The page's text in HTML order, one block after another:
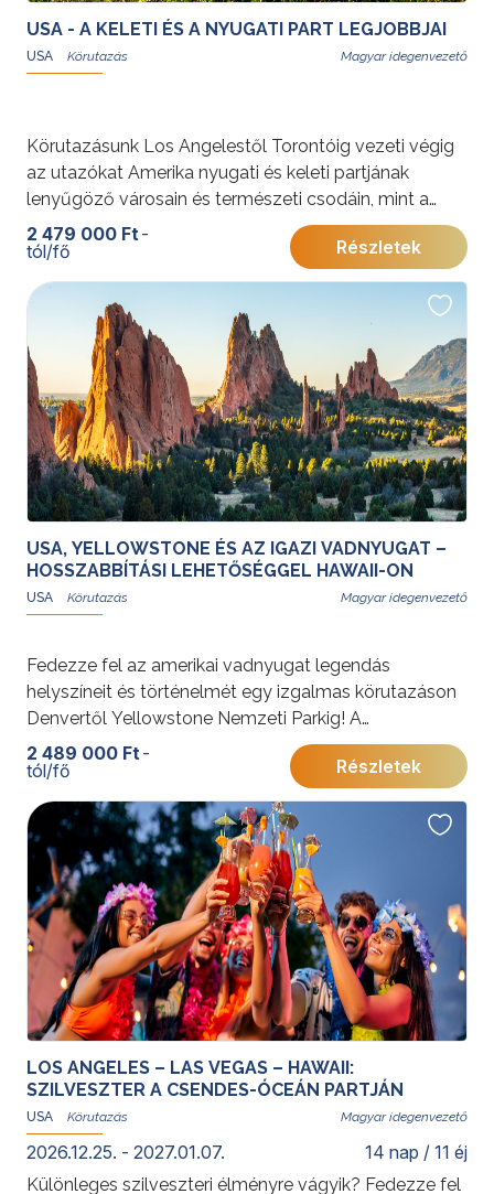
USA - A KELETI ÉS A NYUGATI PART LEGJOBBJAI
USA Magyar idegenvezető
Körutazásunk Los Angelestől Torontóig vezeti végig
az utazókat Amerika nyugati és keleti partjának
lenyűgöző városain és természeti csodáin, mint a
Grand Canyon, Yosemite Nemzeti Park és Niagara-
vízesés. A program a nagyvárosi élet pezsgését és a
természet páratlan szépségét ötvözi.
További érdekességekért az Amerikai Egyesült
Államokról kattintson
.
Programunkat
Gyémánt Balázs
idegenvezető, utazó blogger és hivatásos világutazó
teszi teljessé, aki helyismeretével és tapasztalatával
az utazás különleges élményét és hangulatát
biztosítja.
2 479 000 Ft -
tól/fő
Részletek
USA, YELLOWSTONE ÉS AZ IGAZI VADNYUGAT –
HOSSZABBÍTÁSI LEHETŐSÉGGEL HAWAII-ON
USA Magyar idegenvezető
Fedezze fel az amerikai vadnyugat legendás
helyszíneit és történelmét egy izgalmas körutazáson
Denvertől Yellowstone Nemzeti Parkig! A
vadregényes tájak, indián kultúra és aranyláz kora
életre kelnek, miközben megcsodálhatja a Sziklás-
hegység és a Snake River páratlan szépségét.
További érdekességekért az Amerikai Egyesült
Államokról kattintson ide.
2 489 000 Ft -
tól/fő
Részletek
LOS ANGELES – LAS VEGAS – HAWAII:
SZILVESZTER A CSENDES-ÓCEÁN PARTJÁN
USA Magyar idegenvezető
2026.12.25. - 2027.01.07. 14 nap / 11 éj
Különleges szilveszteri élményre vágyik? Fedezze fel